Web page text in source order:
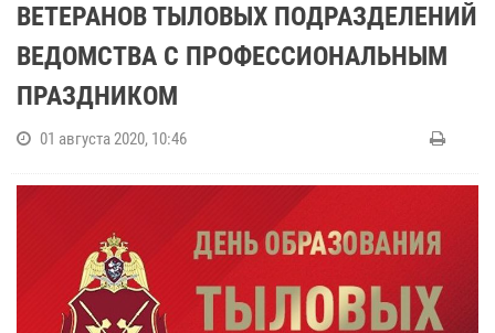
ВЕТЕРАНОВ ТЫЛОВЫХ ПОДРАЗДЕЛЕНИЙ
ВЕДОМСТВА С ПРОФЕССИОНАЛЬНЫМ
ПРАЗДНИКОМ
01 августа 2020, 10:46